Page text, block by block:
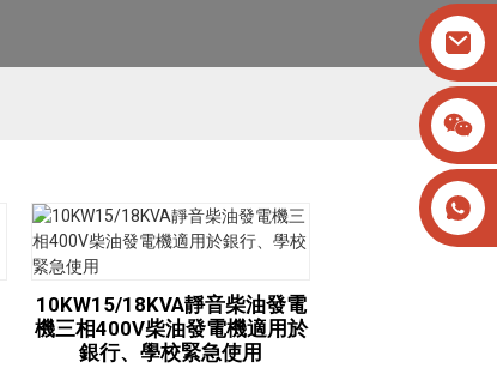
10KW15/18KVA靜音柴油發電
機三相400V柴油發電機適用於
銀行、學校緊急使用